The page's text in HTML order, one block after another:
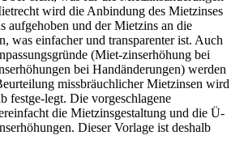
wird die Anbindung des Mietzinses
aufgehoben und der Mietzins an die
was einfacher und transparenter ist. Auch
(Miet-zinserhöhung bei
bei Handänderungen) werden
missbräuchlicher Mietzinsen wird
festge-legt. Die vorgeschlagene
die Mietzinsgestaltung und die Ü-
Dieser Vorlage ist deshalb